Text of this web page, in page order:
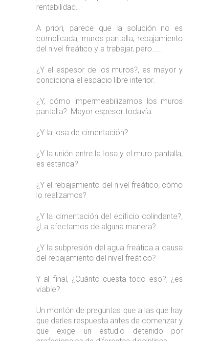
rentabilidad.
A priori, parece que la solución no es
complicada, muros pantalla, rebajamiento
del nivel freático y a trabajar, pero……
¿Y el espesor de los muros?, es mayor y
condiciona el espacio libre interior.
¿Y, cómo impermeabilizamos los muros
pantalla?. Mayor espesor todavía.
¿Y la losa de cimentación?
¿Y la unión entre la losa y el muro pantalla,
es estanca?
¿Y el rebajamiento del nivel freático, cómo
lo realizamos?
¿Y la cimentación del edificio colindante?,
¿La afectamos de alguna manera?
¿Y la subpresión del agua freática a causa
del rebajamiento del nivel freático?
Y al final, ¿Cuánto cuesta todo eso?, ¿es
viable?
Un montón de preguntas que a las que hay
que darles respuesta antes de comenzar y
que exige un estudio detenido por